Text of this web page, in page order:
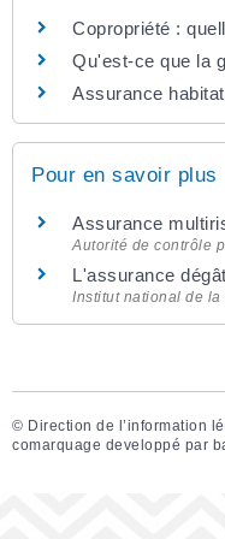
Copropriété :
Qu'est-ce que la
Assurance
Pour en savoir plus
Assurance
Autorité de contrôle
L'assurance
Institut national de
© Direction de l’information
comarquage developpé par